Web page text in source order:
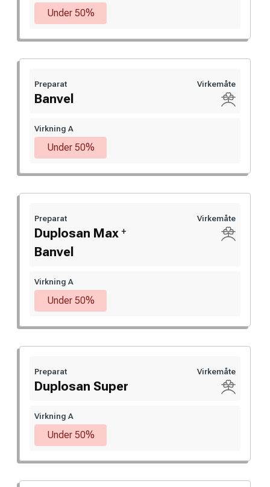
Under 50%
Preparat
Banvel
Virkemåte
Virkning A
Under 50%
Preparat
Duplosan Max +
Banvel
Virkemåte
Virkning A
Under 50%
Preparat
Duplosan Super
Virkemåte
Virkning A
Under 50%